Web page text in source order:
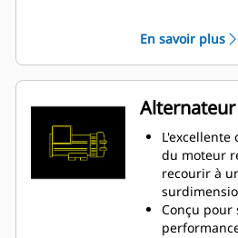
carburant
En savoir plus
Alternateur
du moteur
recourir à
Conçu pour